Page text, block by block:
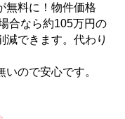
無料に！物件価格
合なら約105万円の
減できます。代わり
いので安心です。